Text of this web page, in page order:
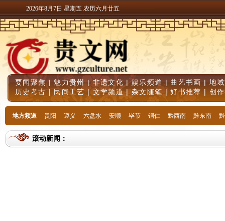
2026年8月7日 星期五 农历六月廿五
要闻聚焦| 魅力贵州|非遗文化 |娱乐频道 | 曲艺书画 | 地
历史考古 | 民间工艺 |文学频道|杂文随笔 |好书推荐 | 创
地方频道 贵阳 遵义 六盘水 安顺 毕节 铜仁 黔西南 黔东南
滚动新闻：